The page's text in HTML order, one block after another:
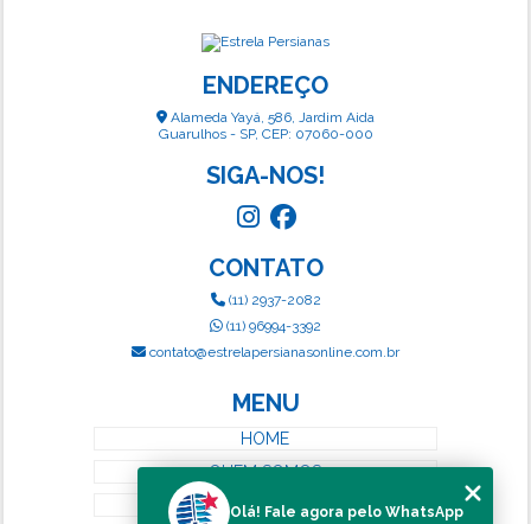
ENDEREÇO
Alameda Yayá, 586, Jardim Aida
Guarulhos - SP, CEP: 07060-000
SIGA-NOS!
CONTATO
(11) 2937-2082
(11) 96994-3392
contato@estrelapersianasonline.com.br
MENU
HOME
QUEM SOMOS
SERVIÇOS
Olá! Fale agora pelo WhatsApp